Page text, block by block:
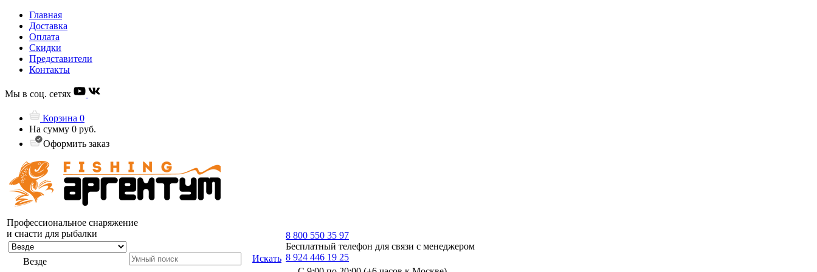
Главная
Доставка
Оплата
Скидки
Представители
Контакты
Мы в соц. сетях
Корзина 0
На сумму 0 руб.
Оформить заказ
Профессиональное снаряжение
и снасти для рыбалки
Везде Искать
8 800 550 35 97
Бесплатный телефон для связи с менеджером
8 924 446 19 25